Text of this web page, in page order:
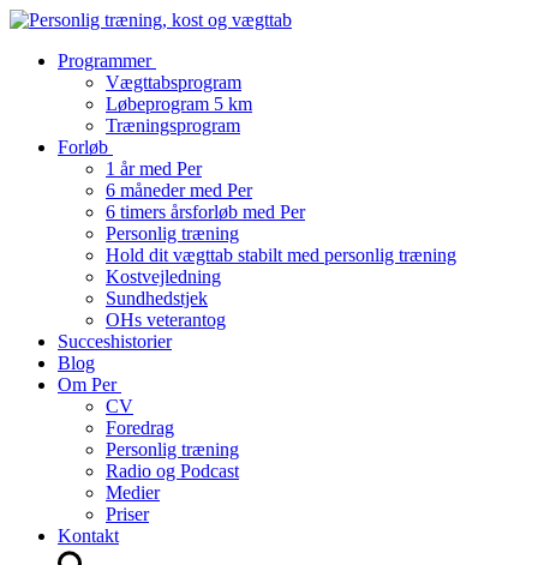
Programmer
Vægttabsprogram
Løbeprogram 5 km
Træningsprogram
Forløb
1 år med Per
6 måneder med Per
6 timers årsforløb med Per
Personlig træning
Hold dit vægttab stabilt med personlig træning
Kostvejledning
Sundhedstjek
OHs veterantog
Succeshistorier
Blog
Om Per
CV
Foredrag
Personlig træning
Radio og Podcast
Medier
Priser
Kontakt